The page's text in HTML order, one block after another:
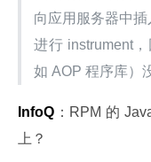
向应用服务器中
进行 instrument
如 AOP 程序库）
InfoQ ：RPM 的
上？